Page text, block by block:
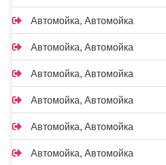
Автомойка, Автомойка
Автомойка, Автомойка
Автомойка, Автомойка
Автомойка, Автомойка
Автомойка, Автомойка
Автомойка, Автомойка